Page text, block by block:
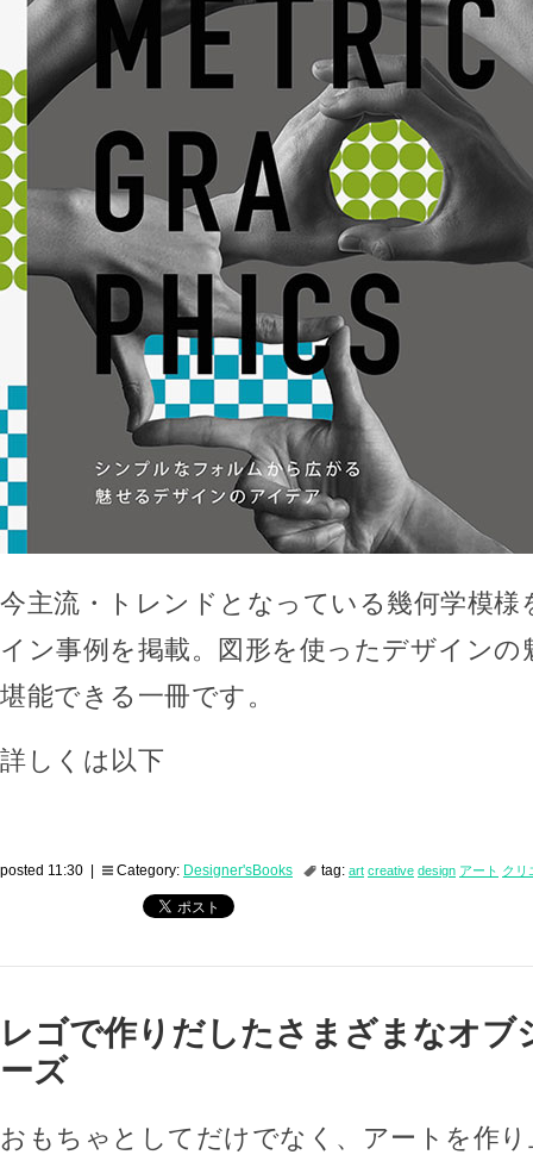
今主流・トレンドとなっている幾何学模様
イン事例を掲載。図形を使ったデザイン
堪能できる一冊です。
詳しくは以下
posted 11:30 | Category: Designer'sBooks tag: art creative design アート クリ
レゴで作りだしたさまざまなオブ
ーズ
おもちゃとしてだけでなく、アートを作